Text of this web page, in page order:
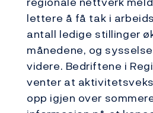
lettere å få tak i
antall ledige stillinger
månedene, og
videre. Bedriftene i
venter at
opp igjen over